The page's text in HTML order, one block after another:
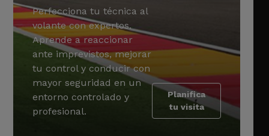
Perfecciona tu técnica al
volante con expertos.
Aprende a reaccionar
ante imprevistos, mejorar
tu control y conducir con
mayor seguridad en un
entorno controlado y
profesional.
Planifica
tu visita